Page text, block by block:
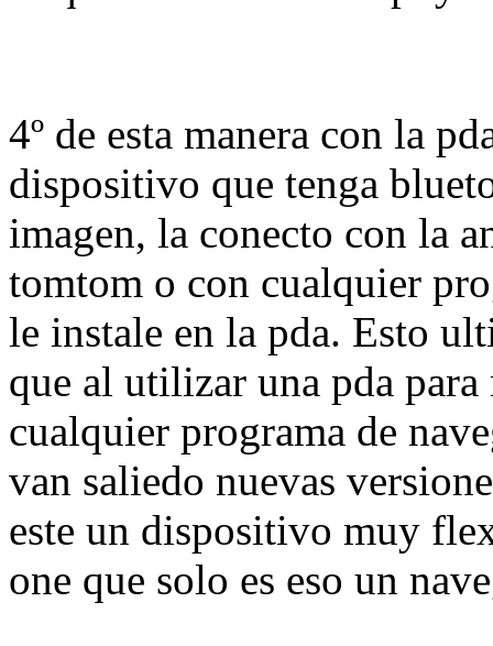
4º de esta manera con la
dispositivo que tenga
imagen, la conecto con la
tomtom o con cualquier
le instale en la pda. Esto
que al utilizar una pda
cualquier programa de
van saliedo nuevas
este un dispositivo muy
one que solo es eso un